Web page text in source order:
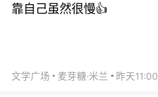
靠自己虽然很慢👍
文学广场 麦芽糖·米兰 昨天11:00